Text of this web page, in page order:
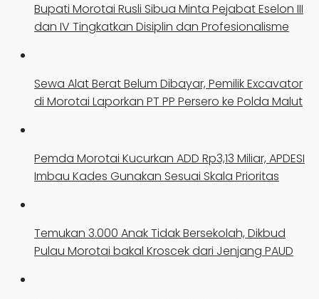
Bupati Morotai Rusli Sibua Minta Pejabat Eselon III
dan IV Tingkatkan Disiplin dan Profesionalisme
Sewa Alat Berat Belum Dibayar, Pemilik Excavator
di Morotai Laporkan PT PP Persero ke Polda Malut
Pemda Morotai Kucurkan ADD Rp3,13 Miliar, APDESI
Imbau Kades Gunakan Sesuai Skala Prioritas
Temukan 3.000 Anak Tidak Bersekolah, Dikbud
Pulau Morotai bakal Kroscek dari Jenjang PAUD